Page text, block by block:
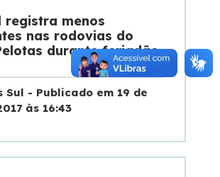
registra menos
nas rodovias do
durante feriadão
Sul - Publicado em 19 de
às 16:43